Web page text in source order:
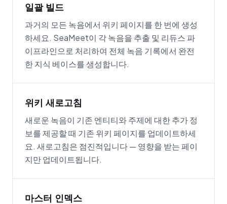
일괄 빌드
과거의 모든 녹음에서 위키 페이지를 한 번에 생성
하세요. SeaMeet이 각 녹음을 추출 및 리듀스 파
이프라인으로 처리하여 전체 녹음 기록에서 완전
한 지식 베이스를 생성합니다.
위키 새로고침
새로운 녹음이 기존 엔티티와 주제에 대한 추가 정
보를 제공할 때 기존 위키 페이지를 업데이트하세
요. 새로고침은 점진적입니다 — 영향을 받는 페이
지만 업데이트됩니다.
마스터 인덱스